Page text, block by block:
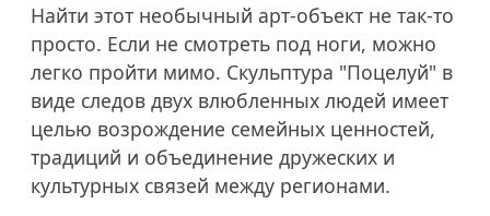
Найти этот необычный арт-объект не так-то
просто. Если не смотреть под ноги, можно
легко пройти мимо. Скульптура "Поцелуй" в
виде следов двух влюбленных людей имеет
целью возрождение семейных ценностей,
традиций и объединение дружеских и
культурных связей между регионами.